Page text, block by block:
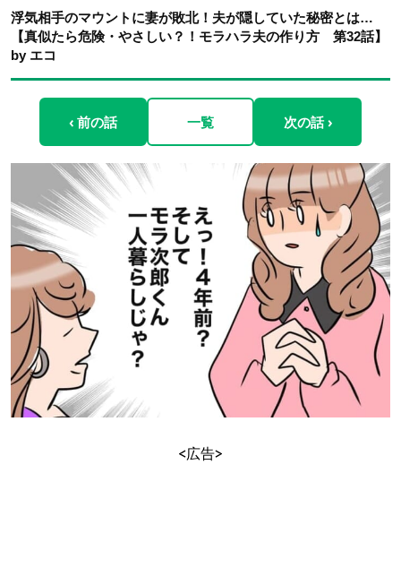
浮気相手のマウントに妻が敗北！夫が隠していた秘密とは…
【真似たら危険・やさしい？！モラハラ夫の作り方 第32話】
by エコ
‹ 前の話 一覧 次の話 ›
<広告>